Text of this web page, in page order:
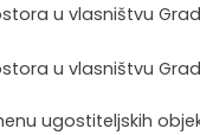
u vlasništvu
u vlasništvu
ugostiteljskih